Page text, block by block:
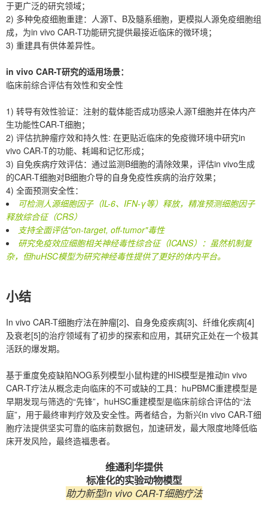
于更广泛的研究领域；
2) 多种免疫细胞重建：人源T、B及髓系细胞，更模拟人源免疫细胞组
成，为in vivo CAR-T功能研究提供最接近临床的微环境；
3) 重建具有供体差异性。
in vivo CAR-T研究的适用场景：
临床前综合评估有效性和安全性
1) 转导有效性验证：注射的载体能否成功感染人源T细胞并在体内产
生功能性CAR-T细胞；
2) 评估抗肿瘤疗效和持久性: 在更贴近临床的免疫微环境中研究in
vivo CAR-T的功能、耗竭和记忆形成；
3) 自免疾病疗效评估：通过监测B细胞的清除效果，评估in vivo生成
的CAR-T细胞对B细胞介导的自身免疫性疾病的治疗效果；
4) 全面预测安全性：
可检测人源细胞因子（IL-6、IFN-γ等）释放，精准预测细胞因子
释放综合征（CRS）
支持全面评估"on-target, off-tumor"毒性
研究免疫效应细胞相关神经毒性综合征（ICANS）：虽然机制复
杂，但huHSC模型为研究神经毒性提供了更好的体内平台。
小结
In vivo CAR-T细胞疗法在肿瘤[2]、自身免疫疾病[3]、纤维化疾病[4]
及衰老[5]的治疗领域有了初步的探索和应用，其研究正处在一个极其
活跃的爆发期。
基于重度免疫缺陷NOG系列模型小鼠构建的HIS模型是推动in vivo
CAR-T疗法从概念走向临床的不可或缺的工具：huPBMC重建模型是
早期发现与筛选的“先锋”，huHSC重建模型是临床前综合评估的“法
庭”，用于最终审判疗效及安全性。两者结合，为新兴in vivo CAR-T细
胞疗法提供坚实可靠的临床前数据包，加速研发，最大限度地降低临
床开发风险，最终造福患者。
维通利华提供
标准化的实验动物模型
助力新型in vivo CAR-T细胞疗法